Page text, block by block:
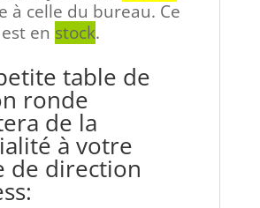
à celle du bureau. Ce
en stock.
table de
ronde
de la
à votre
de direction